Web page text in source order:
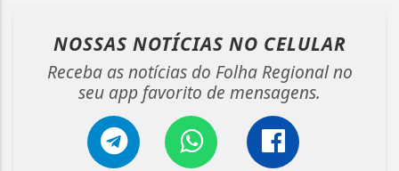
NOSSAS NOTÍCIAS NO CELULAR
Receba as notícias do Folha Regional no
seu app favorito de mensagens.